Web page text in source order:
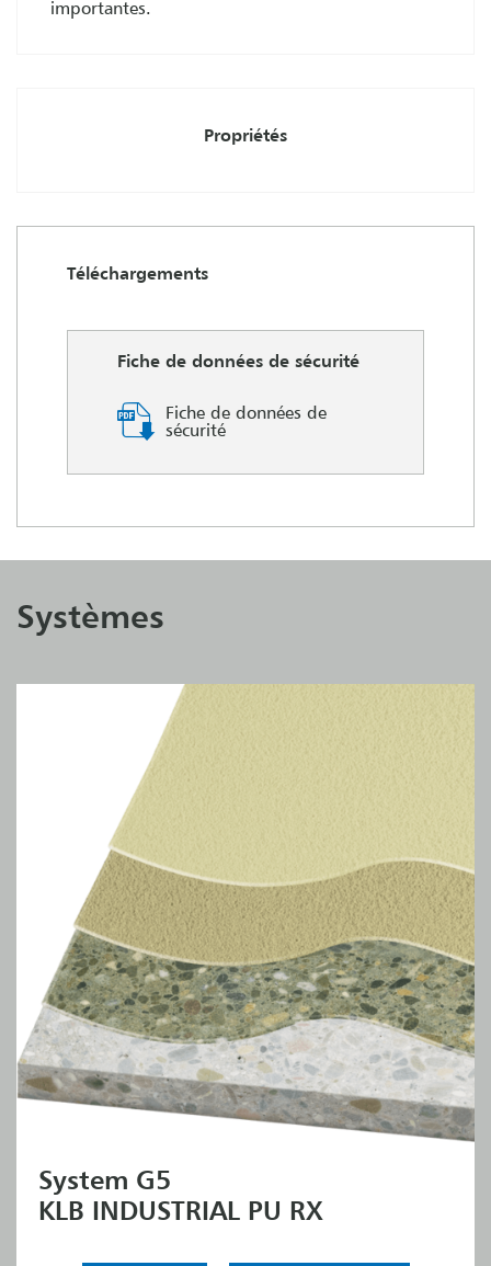
importantes.
Propriétés
Téléchargements
Fiche de données de sécurité
Fiche de données de
sécurité
Systèmes
System G5
KLB INDUSTRIAL PU RX